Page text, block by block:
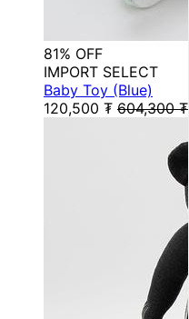
81% OFF
IMPORT SELECT
Baby Toy (Blue)
120,500 ₮ 604,300 ₮